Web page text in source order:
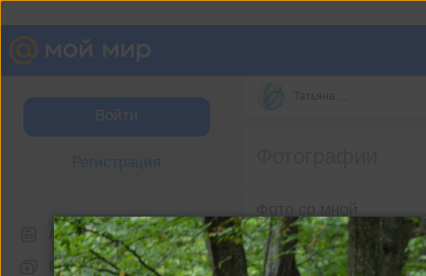
Войти
Лента
Видео
Татьяна ....